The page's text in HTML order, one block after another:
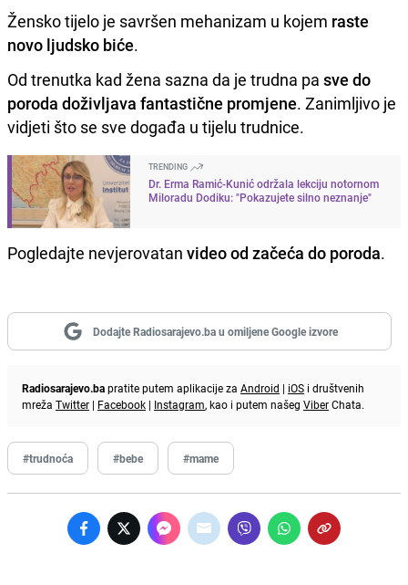
Žensko tijelo je savršen mehanizam u kojem raste
novo ljudsko biće.
Od trenutka kad žena sazna da je trudna pa sve do
poroda doživljava fantastične promjene. Zanimljivo je
vidjeti što se sve događa u tijelu trudnice.
TRENDING
Dr. Erma Ramić-Kunić održala lekciju notornom
Miloradu Dodiku: "Pokazujete silno neznanje"
Pogledajte nevjerovatan video od začeća do poroda.
Dodajte Radiosarajevo.ba u omiljene Google izvore
Radiosarajevo.bapratite putem aplikacije za Android | iOS i društvenih
mreža Twitter | Facebook | Instagram, kao i putem našeg ViberChata.
#trudnoća #bebe #mame